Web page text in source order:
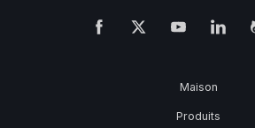
Maison
Produits